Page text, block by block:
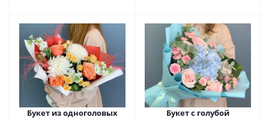
Букет из одноголовых
Букет с голубой